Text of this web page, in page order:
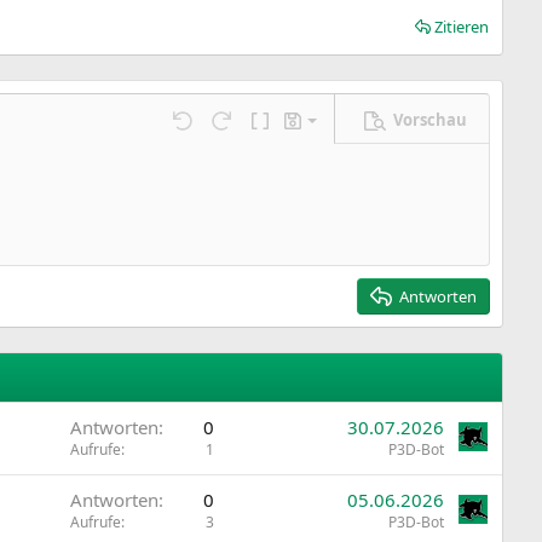
Zitieren
Rückgängig
Wiederholen
BBCode umschalten
Entwürfe
Entwurf speichern
Vorschau
Antworten
Antworten 0
Aufrufe 1
30.07.2026
P3D-Bot
Antworten 0
Aufrufe 3
05.06.2026
P3D-Bot